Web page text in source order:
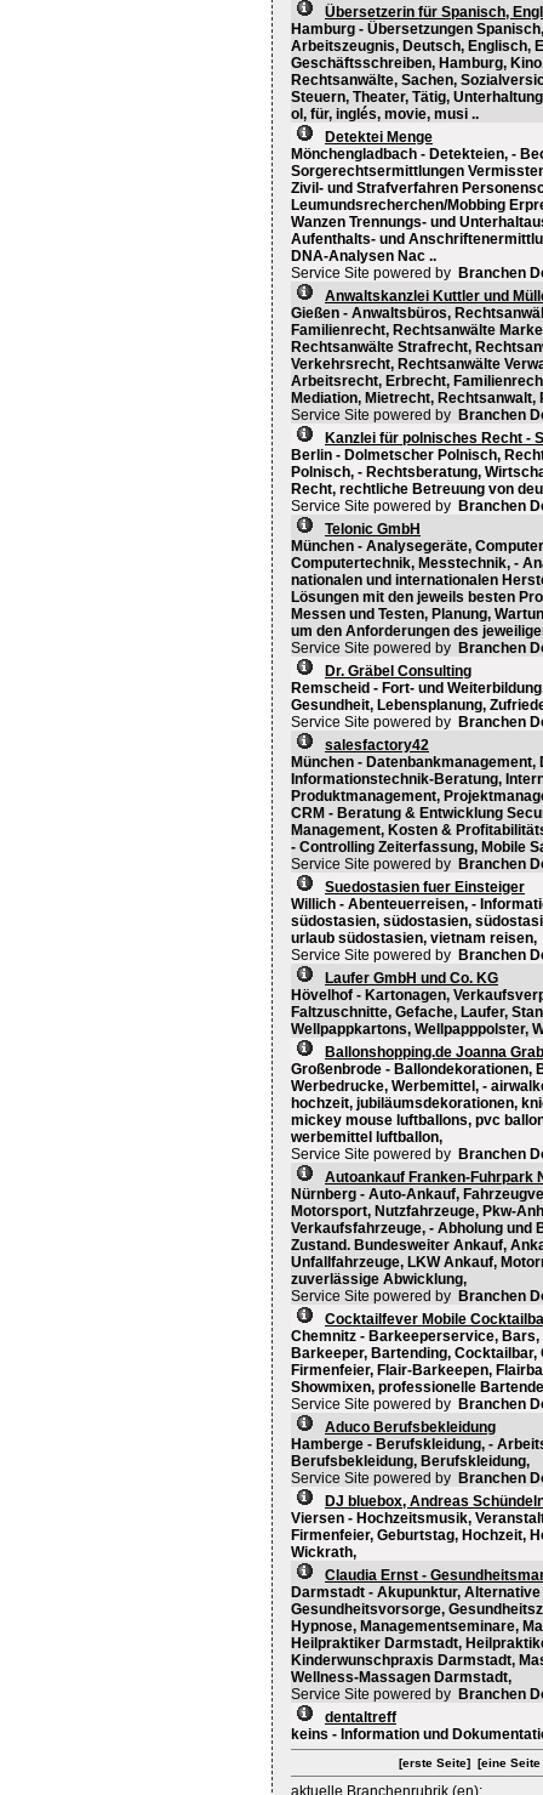
Übersetzerin für Spanisch,
Hamburg - Übersetzungen
Arbeitszeugnis, Deutsch, Englisch,
Geschäftsschreiben, Hamburg,
Rechtsanwälte, Sachen,
Steuern, Theater, Tätig,
ol, für, inglés, movie, musi ..
Detektei Menge
Mönchengladbach - Detekteien, -
Sorgerechtsermittlungen
Zivil- und Strafverfahren
Leumundsrecherchen/Mobbing
Wanzen Trennungs- und
Aufenthalts- und
DNA-Analysen Nac ..
Service Site powered by Branchen
Anwaltskanzlei Kuttler und
Gießen - Anwaltsbüros,
Familienrecht, Rechtsanwälte
Rechtsanwälte Strafrecht,
Verkehrsrecht, Rechtsanwälte
Arbeitsrecht, Erbrecht,
Mediation, Mietrecht, Rechtsanwalt,
Service Site powered by Branchen
Kanzlei für polnisches Recht -
Berlin - Dolmetscher Polnisch,
Polnisch, - Rechtsberatung,
Recht, rechtliche Betreuung von
Service Site powered by Branchen
Telonic GmbH
München - Analysegeräte,
Computertechnik, Messtechnik, -
nationalen und internationalen
Lösungen mit den jeweils besten
Messen und Testen, Planung,
um den Anforderungen des
Service Site powered by Branchen
Dr. Gräbel Consulting
Remscheid - Fort- und
Gesundheit, Lebensplanung,
Service Site powered by Branchen
salesfactory42
München -
Informationstechnik-Beratung,
Produktmanagement,
CRM - Beratung & Entwicklung
Management, Kosten &
- Controlling Zeiterfassung, Mobile
Service Site powered by Branchen
Suedostasien fuer Einsteiger
Willich - Abenteuerreisen, -
südostasien, südostasien,
urlaub südostasien, vietnam reisen,
Service Site powered by Branchen
Laufer GmbH und Co. KG
Hövelhof - Kartonagen,
Faltzuschnitte, Gefache, Laufer,
Wellpappkartons, Wellpapppolster,
Ballonshopping.de Joanna
Großenbrode - Ballondekorationen,
Werbedrucke, Werbemittel, -
hochzeit, jubiläumsdekorationen,
mickey mouse luftballons, pvc
werbemittel luftballon,
Service Site powered by Branchen
Autoankauf Franken-Fuhrpark
Nürnberg - Auto-Ankauf,
Motorsport, Nutzfahrzeuge, Pkw-
Verkaufsfahrzeuge, - Abholung und
Zustand. Bundesweiter Ankauf,
Unfallfahrzeuge, LKW Ankauf,
zuverlässige Abwicklung,
Service Site powered by Branchen
Cocktailfever Mobile
Chemnitz - Barkeeperservice,
Barkeeper, Bartending,
Firmenfeier, Flair-Barkeepen,
Showmixen, professionelle
Service Site powered by Branchen
Aduco Berufsbekleidung
Hamberge - Berufskleidung, -
Berufsbekleidung, Berufskleidung,
Service Site powered by Branchen
DJ bluebox, Andreas
Viersen - Hochzeitsmusik,
Firmenfeier, Geburtstag, Hochzeit,
Wickrath,
Claudia Ernst -
Darmstadt - Akupunktur,
Gesundheitsvorsorge,
Hypnose, Managementseminare,
Heilpraktiker Darmstadt,
Kinderwunschpraxis Darmstadt,
Wellness-Massagen Darmstadt,
Service Site powered by Branchen
dentaltreff
keins - Information und
[erste Seite] [eine